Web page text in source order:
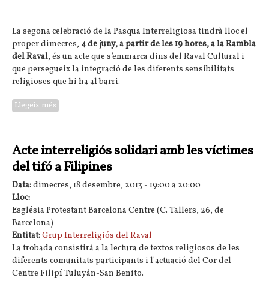
La segona celebració de la Pasqua Interreligiosa tindrà lloc el
proper dimecres, 4 de juny, a partir de les 19 hores, a la Rambla
del Raval, és un acte que s’emmarca dins del Raval Cultural i
que persegueix la integració de les diferents sensibilitats
religioses que hi ha al barri.
Llegeix més
Acte interreligiós solidari amb les víctimes
del tifó a Filipines
Data:dimecres, 18 desembre, 2013 - 19:00 a 20:00
Lloc:
Església Protestant Barcelona Centre (C. Tallers, 26, de
Barcelona)
Entitat:Grup Interreligiós del Raval
La trobada consistirà a la lectura de textos religiosos de les
diferents comunitats participants i l'actuació del Cor del
Centre Filipí Tuluyán-San Benito.